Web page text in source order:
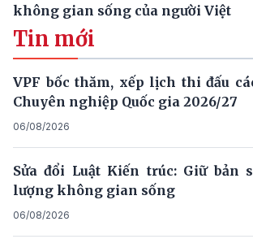
không gian sống của người Việt
Tin mới
VPF bốc thăm, xếp lịch thi đấu
Chuyên nghiệp Quốc gia 2026/27
06/08/2026
Sửa đổi Luật Kiến trúc: Giữ bản
lượng không gian sống
06/08/2026